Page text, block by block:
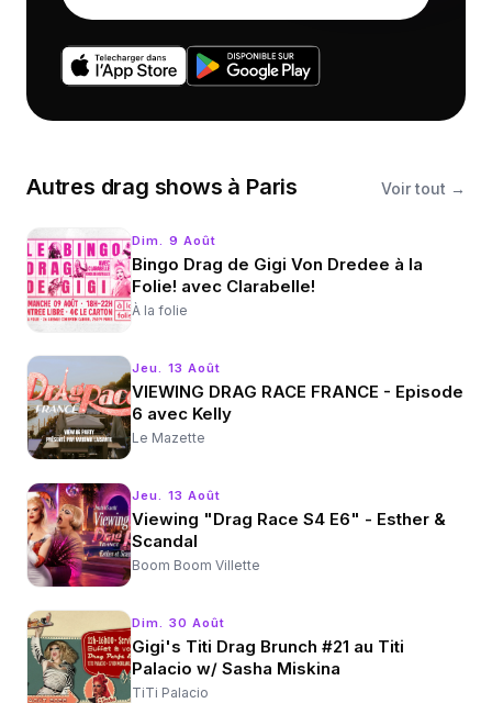
Autres drag shows à Paris Voir tout →
Dim. 9 Août
Bingo Drag de Gigi Von Dredee à la
Folie! avec Clarabelle!
À la folie
Jeu. 13 Août
VIEWING DRAG RACE FRANCE - Episode
6 avec Kelly
Le Mazette
Jeu. 13 Août
Viewing "Drag Race S4 E6" - Esther &
Scandal
Boom Boom Villette
Dim. 30 Août
Gigi's Titi Drag Brunch #21 au Titi
Palacio w/ Sasha Miskina
TiTi Palacio